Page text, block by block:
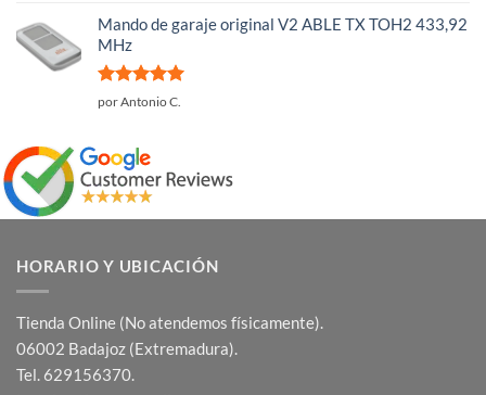
Mando de garaje original V2 ABLE TX TOH2 433,92
MHz
Valorado
por Antonio C.
HORARIO Y UBICACIÓN
Tienda Online (No atendemos físicamente).
06002 Badajoz (Extremadura).
Tel. 629156370.